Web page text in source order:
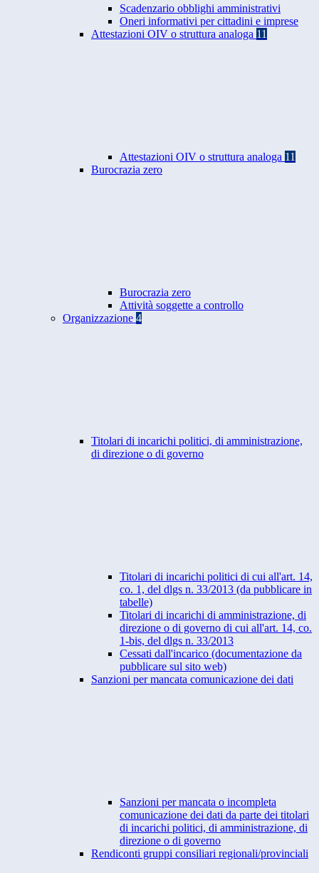
Scadenzario obblighi amministrativi
Oneri informativi per cittadini e imprese
Attestazioni OIV o struttura analoga 11
Attestazioni OIV o struttura analoga 11
Burocrazia zero
Burocrazia zero
Attività soggette a controllo
Organizzazione 4
Titolari di incarichi politici, di amministrazione,
di direzione o di governo
Titolari di incarichi politici di cui all'art. 14,
co. 1, del dlgs n. 33/2013 (da pubblicare in
tabelle)
Titolari di incarichi di amministrazione, di
direzione o di governo di cui all'art. 14, co.
1-bis, del dlgs n. 33/2013
Cessati dall'incarico (documentazione da
pubblicare sul sito web)
Sanzioni per mancata comunicazione dei dati
Sanzioni per mancata o incompleta
comunicazione dei dati da parte dei titolari
di incarichi politici, di amministrazione, di
direzione o di governo
Rendiconti gruppi consiliari regionali/provinciali